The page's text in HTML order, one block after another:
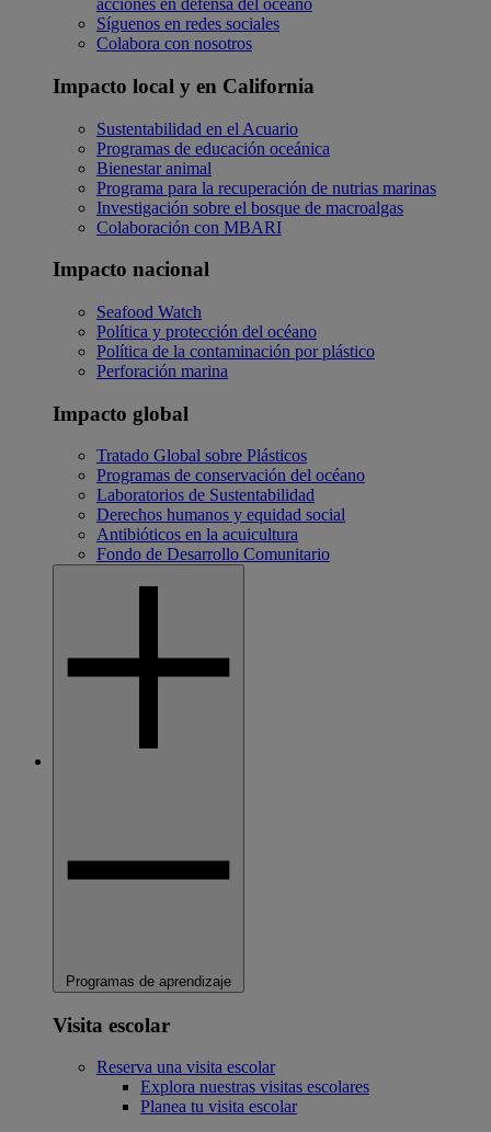
acciones en defensa del océano
Síguenos en redes sociales
Colabora con nosotros
Impacto local y en California
Sustentabilidad en el Acuario
Programas de educación oceánica
Bienestar animal
Programa para la recuperación de nutrias marinas
Investigación sobre el bosque de macroalgas
Colaboración con MBARI
Impacto nacional
Seafood Watch
Política y protección del océano
Política de la contaminación por plástico
Perforación marina
Impacto global
Tratado Global sobre Plásticos
Programas de conservación del océano
Laboratorios de Sustentabilidad
Derechos humanos y equidad social
Antibióticos en la acuicultura
Fondo de Desarrollo Comunitario
Programas de aprendizaje
Visita escolar
Reserva una visita escolar
Explora nuestras visitas escolares
Planea tu visita escolar